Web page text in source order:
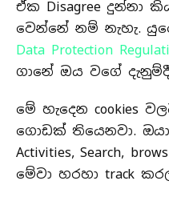
ඒක Disagree දුන්නා
වෙන්නේ නම් නැහැ.
Data Protection
ගානේ ඔය වගේ
මේ හැදෙන cookies
ගොඩක් තියෙනවා.
Activities, Search,
මේවා හරහා track